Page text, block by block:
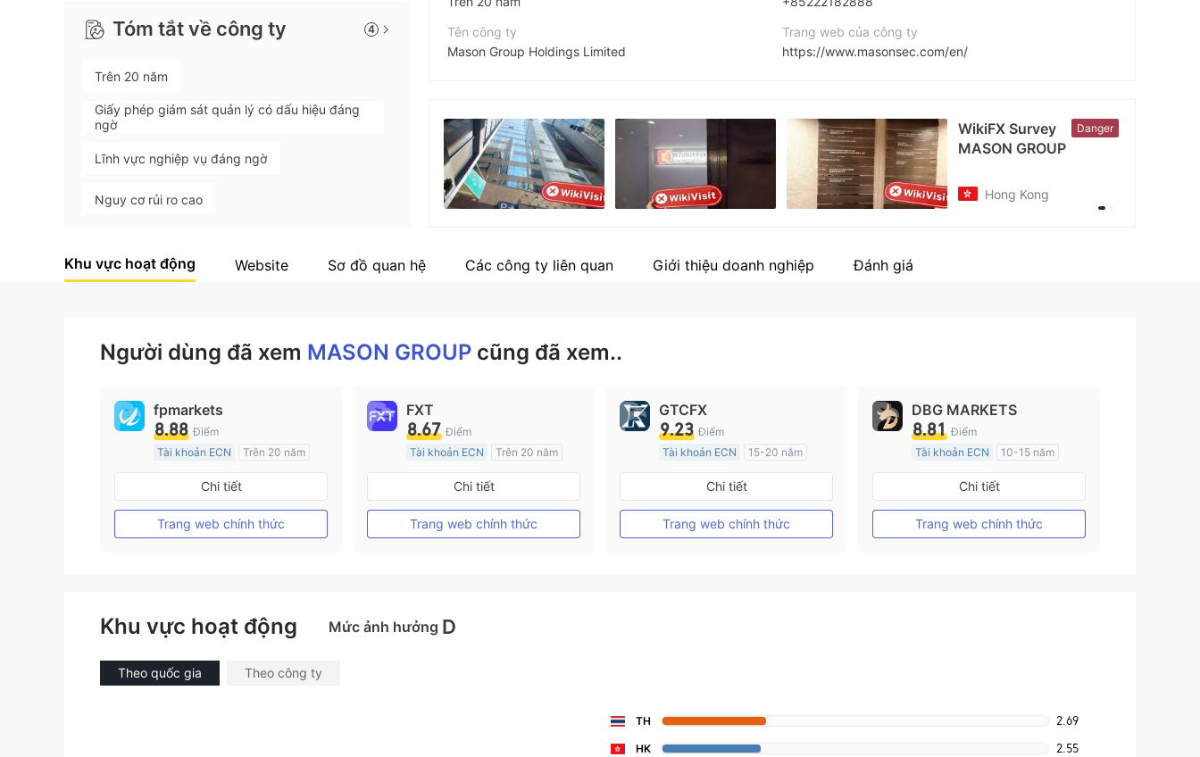
9
Tóm tắt về công ty 4
Trên 20 năm
Giấy phép giám sát quản lý có dấu hiệu đáng
ngờ
Lĩnh vực nghiệp vụ đáng ngờ
Nguy cơ rủi ro cao
Tên công ty
Mason Group Holdings Limited
Nhân viên doanh nghiệp
--
Trang web của công ty
https://www.masonsec.com/en/
WikiFX Survey
MASON GROUP
Danger
Hong Kong
Khu vực hoạt động Website Sơ đồ quan hệ Các công ty liên quan Giới thiệu doanh nghiệp Đánh giá
Người dùng đã xem MASON GROUP cũng đã xem..
fpmarkets
8.88 Điểm
Tài khoản ECN
Trên 20 năm
Đăng ký tại Nước Úc
MT4 Chính thức
Chi tiết
Trang web chính thức
FXT
8.67 Điểm
Tài khoản ECN
Trên 20 năm
Đăng ký tại Nước Úc
MT4 Chính thức
Chi tiết
Trang web chính thức
GTCFX
9.23 Điểm
Tài khoản ECN
15-20 năm
Đăng ký tại Vương quốc Anh
MT4 Chính thức
Chi tiết
Trang web chính thức
DBG MARKETS
8.81 Điểm
Tài khoản ECN
10-15 năm
Đăng ký tại Nước Úc
MT4 Chính thức
Chi tiết
Trang web chính thức
Khu vực hoạt động Mức ảnh hưởng D
Theo quốc gia Theo công ty
TH 2.69
HK 2.55